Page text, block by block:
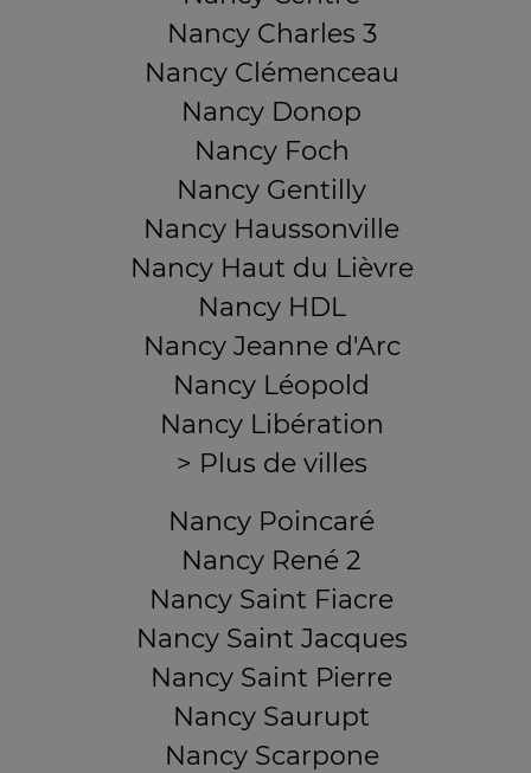
Nancy Charles 3
Nancy Clémenceau
Nancy Donop
Nancy Foch
Nancy Gentilly
Nancy Haussonville
Nancy Haut du Lièvre
Nancy HDL
Nancy Jeanne d'Arc
Nancy Léopold
Nancy Libération
> Plus de villes
Nancy Poincaré
Nancy René 2
Nancy Saint Fiacre
Nancy Saint Jacques
Nancy Saint Pierre
Nancy Saurupt
Nancy Scarpone